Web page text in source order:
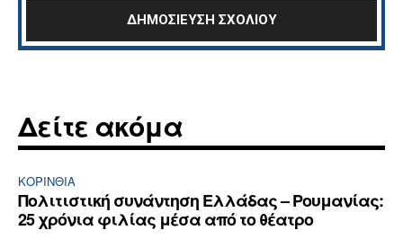
Δείτε ακόμα
ΚΟΡΙΝΘΊΑ
Πολιτιστική συνάντηση Ελλάδας – Ρουμανίας:
25 χρόνια φιλίας μέσα από το θέατρο